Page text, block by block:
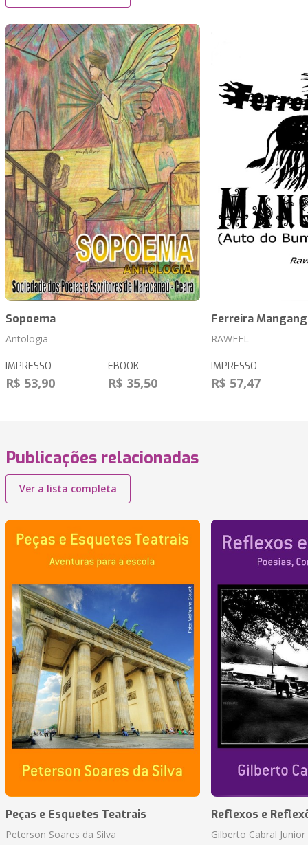
Sopoema
Antologia
IMPRESSO
R$ 53,90
EBOOK
R$ 35,50
Ferreira
RAWFEL
IMPRESSO
R$ 57,47
Publicações relacionadas
Ver a lista completa
Peças e Esquetes Teatrais
Peterson Soares da Silva
Reflexos e
Gilberto Cabral Junior